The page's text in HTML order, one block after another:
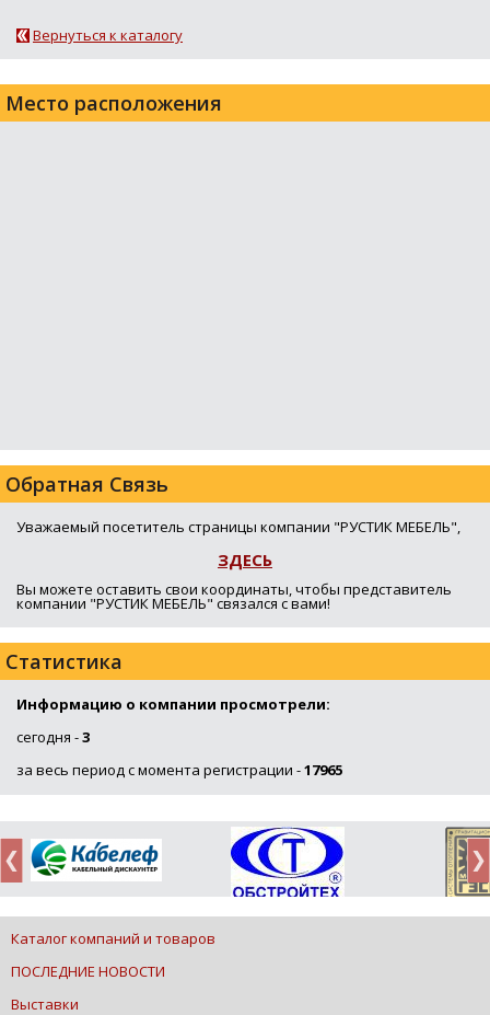
Вернуться к каталогу
Место расположения
Обратная Связь
Уважаемый посетитель страницы компании "РУСТИК МЕБЕЛЬ",
ЗДЕСЬ
Вы можете оставить свои координаты, чтобы представитель
компании "РУСТИК МЕБЕЛЬ" связался с вами!
Статистика
Информацию о компании просмотрели:
сегодня -3
за весь период с момента регистрации -17965
Каталог компаний и товаров
ПОСЛЕДНИЕ НОВОСТИ
Выставки